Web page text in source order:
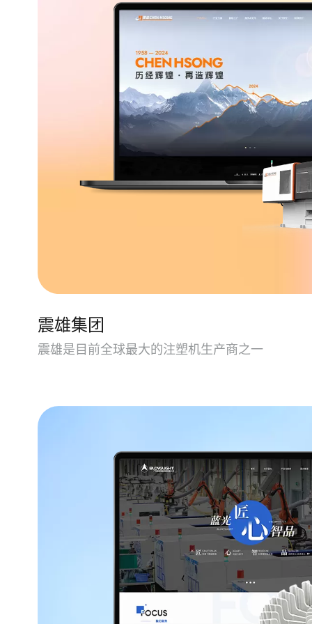
震雄集团
震雄是目前全球最大的注塑机生产商之一